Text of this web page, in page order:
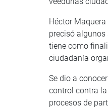
Héctor
precisó
tiene como
ciudadanía
Se dio a
control contra
procesos de